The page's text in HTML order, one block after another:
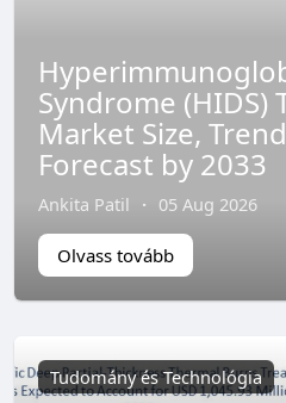
Syndrome (HIDS)
Market Size,
Forecast by 2033
Ankita Patil · 05 Aug 2026
Olvass tovább
Tudomány és Technológia